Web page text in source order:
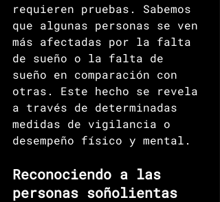
requieren pruebas. Sabemos
que algunas personas se ven
más afectadas por la falta
de sueño o la falta de
sueño en comparación con
otras. Este hecho se revela
a través de determinadas
medidas de vigilancia o
desempeño físico y mental.
Reconociendo a las
personas soñolientas